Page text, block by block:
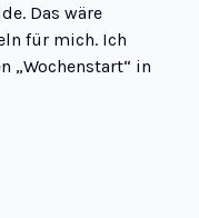
Das wäre
für mich. Ich
„Wochenstart“ in